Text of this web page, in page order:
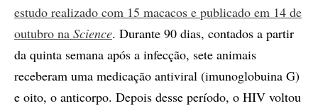
estudo realizado com 15 macacos e publicado em 14 de
outubro na Science. Durante 90 dias, contados a partir
da quinta semana após a infecção, sete animais
receberam uma medicação antiviral (imunoglobuina G)
e oito, o anticorpo. Depois desse período, o HIV voltou